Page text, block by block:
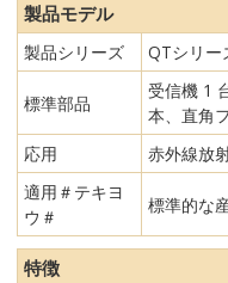
製品モデル
製品シリーズ QTシリー
標準部品
受信機 1
本、直角
応用
赤外線放
適用＃テキヨ
ウ＃
標準的な
特徴